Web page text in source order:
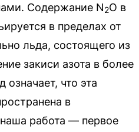
Содержание N2O в
в пределах от
льда, состоящего из
закиси азота в более
означает, что эта
в
работа — первое